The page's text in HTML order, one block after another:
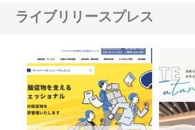
ライブリリースプレス